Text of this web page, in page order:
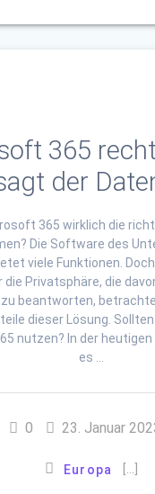
365
der
365 wirklich die
Die Software des
viele Funktionen.
die Privatsphäre, die
zu beantworten,
dieser Lösung.
nutzen? In der
es …
0 23. Januar
Europa […]